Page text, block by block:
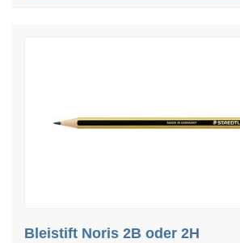
Bleistift Noris 2B oder 2H